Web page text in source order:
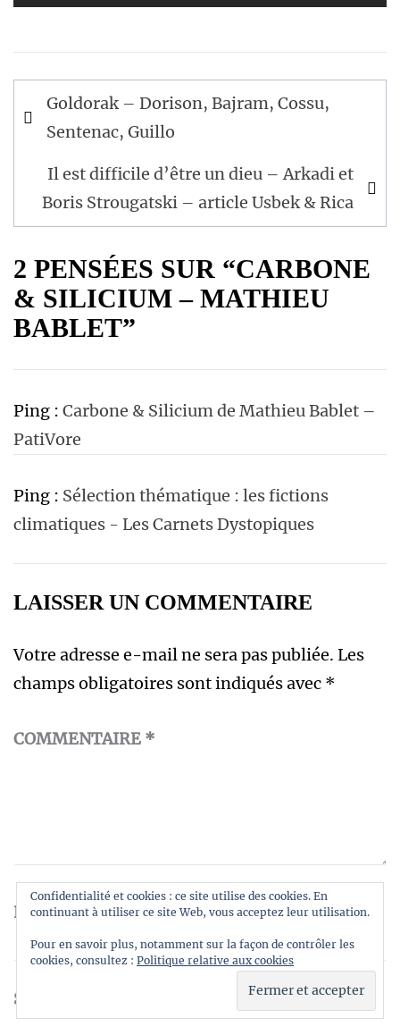
Navigation
de
Goldorak – Dorison, Bajram, Cossu,
Sentenac, Guillo
Il est difficile d’être un dieu – Arkadi et
Boris Strougatski – article Usbek & Rica
2 PENSÉES SUR “CARBONE
& SILICIUM – MATHIEU
BABLET”
Ping : Carbone & Silicium de Mathieu Bablet –
PatiVore
Ping : Sélection thématique : les fictions
climatiques - Les Carnets Dystopiques
LAISSER UN COMMENTAIRE
Votre adresse e-mail ne sera pas publiée. Les
champs obligatoires sont indiqués avec *
COMMENTAIRE *
NOM* E-MAIL*
SITE WEB
Confidentialité et cookies : ce site utilise des cookies. En
continuant à utiliser ce site Web, vous acceptez leur utilisation.
Pour en savoir plus, notamment sur la façon de contrôler les
cookies, consultez : Politique relative aux cookies